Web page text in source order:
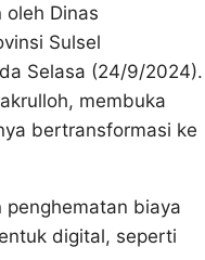
oleh Dinas
Sulsel
Selasa (24/9/2024).
membuka
bertransformasi ke
penghematan biaya
digital, seperti